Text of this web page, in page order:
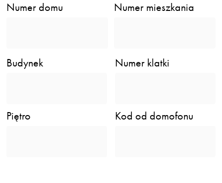
Numer domu Numer mieszkania
Budynek Numer klatki
Piętro Kod od domofonu